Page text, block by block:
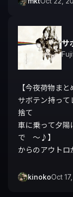
サ
【今夜荷物ま
サボテン持って
捨て
車に乗って夕陽
で　〜♪】
からのアウトロ
kinokoOct